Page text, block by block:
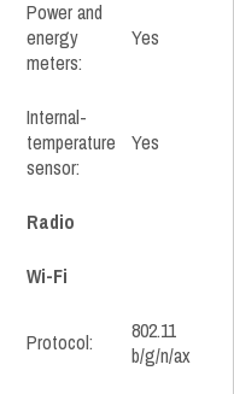
Power and
energy
meters:
Yes
Internal-
temperature
sensor:
Yes
Radio
Wi-Fi
Protocol:
802.11
b/g/n/ax